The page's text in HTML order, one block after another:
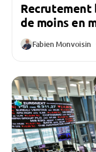
Recrutement
de moins en
Fabien Monvoisin